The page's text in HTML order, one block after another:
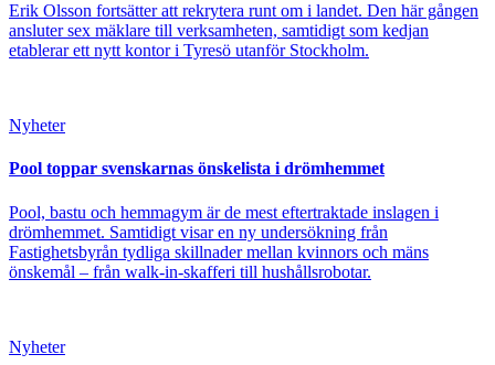
Erik Olsson fortsätter att rekrytera runt om i landet. Den här gången
ansluter sex mäklare till verksamheten, samtidigt som kedjan
etablerar ett nytt kontor i Tyresö utanför Stockholm.
Nyheter
Pool toppar svenskarnas önskelista i drömhemmet
Pool, bastu och hemmagym är de mest eftertraktade inslagen i
drömhemmet. Samtidigt visar en ny undersökning från
Fastighetsbyrån tydliga skillnader mellan kvinnors och mäns
önskemål – från walk-in-skafferi till hushållsrobotar.
Nyheter